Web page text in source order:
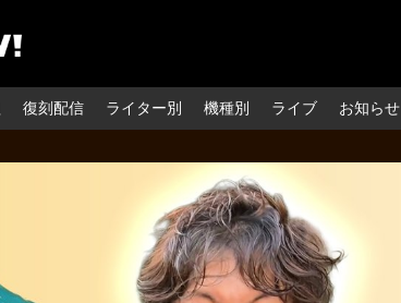
復刻配信 ライター別 機種別 ライブ お知らせ